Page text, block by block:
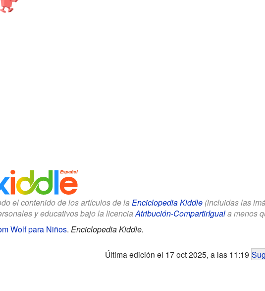
el contenido de los artículos de la Enciclopedia Kiddle(incluidas las
y educativos bajo la licenciaAtribución-CompartirIguala menos
Wolf para Niños. Enciclopedia Kiddle.
Última edición el 17 oct 2025, a las 11:19